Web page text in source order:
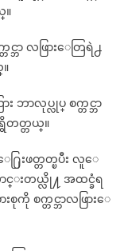
။
ဘာ လဖြားေတြရဲ႕
ဘာလုပ္လုပ္ စက္တင္ဘာ
ရွိတတ္တယ္။
းဖတ္တတ္ၿပီး လူေ
င္းတယ္လို႔ အထင္ခံရ
ကို စက္တင္ဘာလဖြားေ